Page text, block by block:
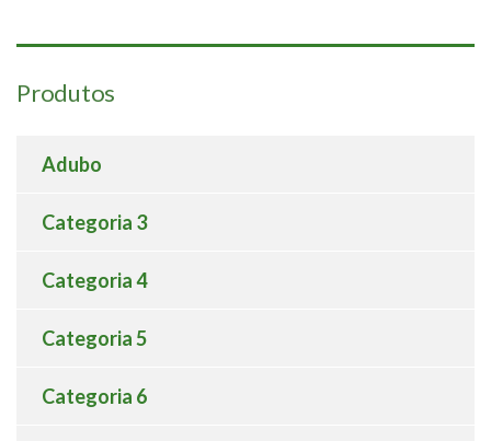
Produtos
Adubo
Categoria 3
Categoria 4
Categoria 5
Categoria 6